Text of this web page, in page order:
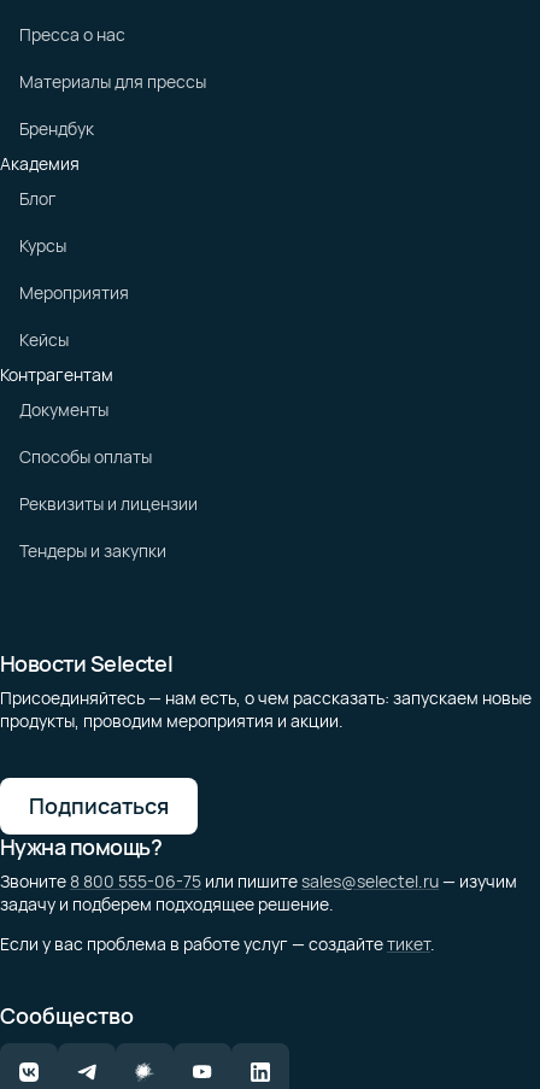
Пресса о нас
Материалы для прессы
Брендбук
Академия
Блог
Курсы
Мероприятия
Кейсы
Контрагентам
Документы
Способы оплаты
Реквизиты и лицензии
Тендеры и закупки
Новости Selectel
Присоединяйтесь — нам есть, о чем рассказать: запускаем новые
продукты, проводим мероприятия и акции.
Подписаться
Нужна помощь?
Звоните 8 800 555-06-75 или пишитеsales@selectel.ru— изучим
задачу и подберем подходящее решение.
Если у вас проблема в работе услуг — создайтетикет.
Сообщество